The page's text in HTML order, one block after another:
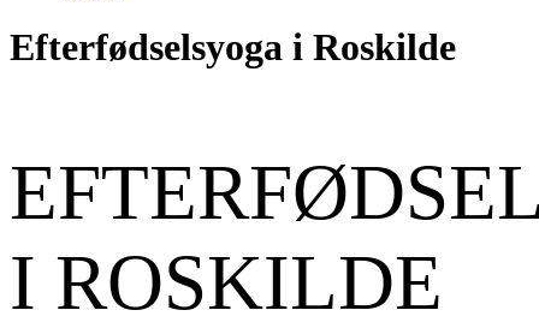
Efterfødselsyoga i Roskilde
I ROSKILDE